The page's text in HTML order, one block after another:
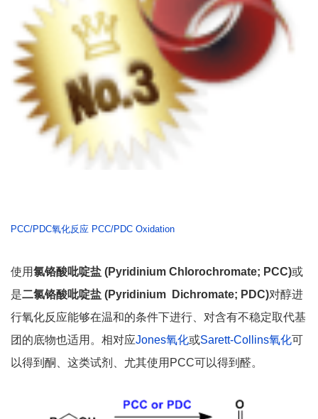
PCC/PDC氧化反应 PCC/PDC Oxidation
使用氯铬酸吡啶盐 (Pyridinium Chlorochromate; PCC)或
是二氯铬酸吡啶盐 (Pyridinium Dichromate; PDC)对醇进
行氧化反应能够在温和的条件下进行、对含有不稳定取代基
团的底物也适用。相对应Jones氧化或Sarett-Collins氧化可
以得到酮、这类试剂、尤其使用PCC可以得到醛。